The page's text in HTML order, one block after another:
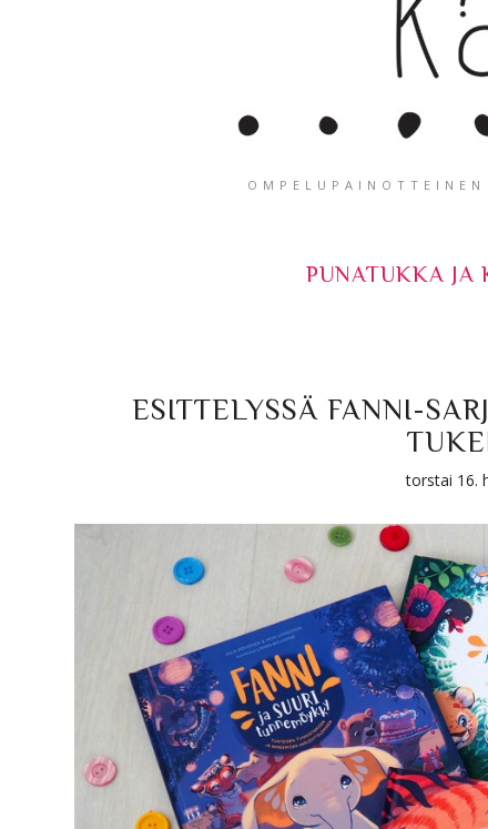
PUNATUKKA JA
ESITTELYSSÄ FANNI-
torstai 16.